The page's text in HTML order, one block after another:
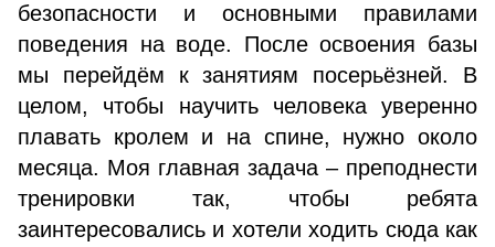
безопасности и основными правилами
поведения на воде. После освоения базы
мы перейдём к занятиям посерьёзней. В
целом, чтобы научить человека уверенно
плавать кролем и на спине, нужно около
месяца. Моя главная задача – преподнести
тренировки так, чтобы ребята
заинтересовались и хотели ходить сюда как